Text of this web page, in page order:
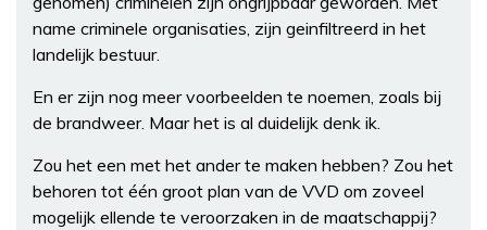
name criminele organisaties, zijn geinfiltreerd in het
landelijk bestuur.
En er zijn nog meer voorbeelden te noemen, zoals bij
de brandweer. Maar het is al duidelijk denk ik.
Zou het een met het ander te maken hebben? Zou het
behoren tot één groot plan van de VVD om zoveel
mogelijk ellende te veroorzaken in de maatschappij?